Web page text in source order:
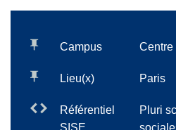
Campus Centre
Lieu(x) Paris
Référentiel
SISE
Pluri